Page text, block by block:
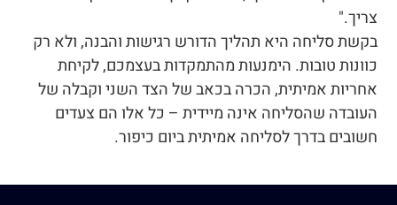
צריך."
בקשת סליחה היא תהליך הדורש רגישות והבנה, ולא רק
כוונות טובות. הימנעות מהתמקדות בעצמכם, לקיחת
אחריות אמיתית, הכרה בכאב של הצד השני וקבלה של
העובדה שהסליחה אינה מיידית – כל אלו הם צעדים
חשובים בדרך לסליחה אמיתית ביום כיפור.